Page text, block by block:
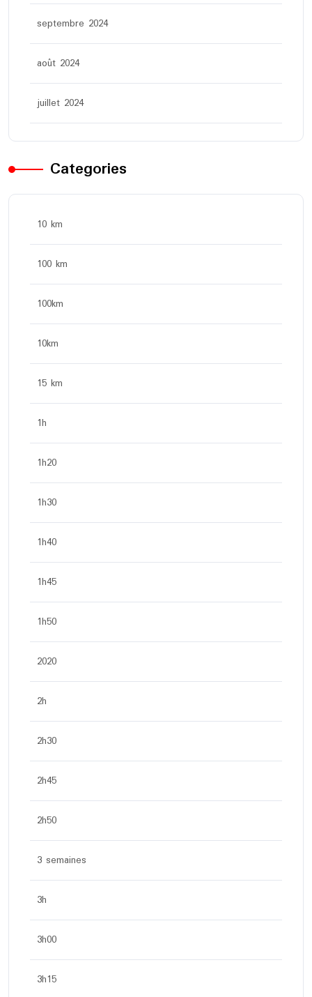
septembre 2024
août 2024
juillet 2024
Categories
10 km
100 km
100km
10km
15 km
1h
1h20
1h30
1h40
1h45
1h50
2020
2h
2h30
2h45
2h50
3 semaines
3h
3h00
3h15